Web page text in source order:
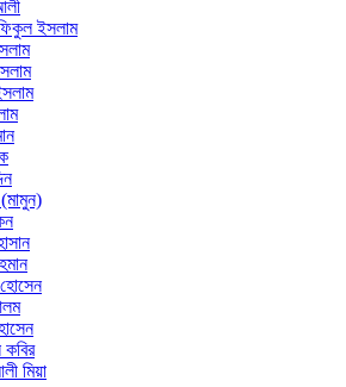
ইসলাম
কবির
মিয়া